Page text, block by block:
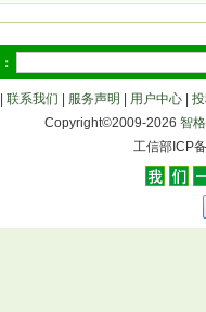
联系我们 服务声明 用户中心
Copyright©2009-2026 智
工信部ICP